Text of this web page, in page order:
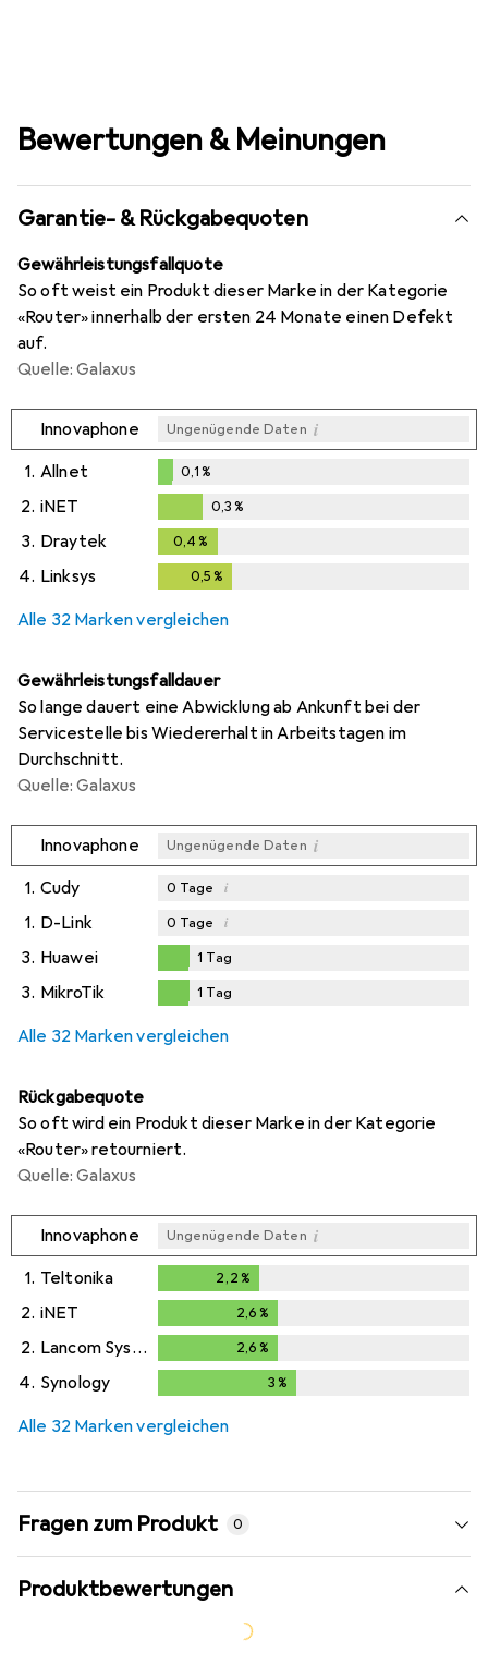
Bewertungen & Meinungen
Garantie- & Rückgabequoten
Gewährleistungsfallquote
So oft weist ein Produkt dieser Marke in der Kategorie
«Router» innerhalb der ersten 24 Monate einen Defekt
auf.
Quelle: Galaxus
Innovaphone Ungenügende Daten i
1. Allnet
%
0,1%
2. iNET
0,3%
0,3%
3. Draytek 0,4 %
4. Linksys 0,5 %
Alle 32 Marken vergleichen
Gewährleistungsfalldauer
So lange dauert eine Abwicklung ab Ankunft bei der
Servicestelle bis Wiedererhalt in Arbeitstagen im
Durchschnitt.
Quelle: Galaxus
Innovaphone Ungenügende Daten i
1. Cudy 0 Tage i
1. D-Link 0 Tage i
3. Huawei
Tag
1 Tag
3. MikroTik 1 Tag
Alle 32 Marken vergleichen
Rückgabequote
So oft wird ein Produkt dieser Marke in der Kategorie
«Router» retourniert.
Quelle: Galaxus
Innovaphone Ungenügende Daten i
1. Teltonika 2,2 %
2. iNET 2,6 %
2. Lancom Systems 2,6 %
4. Synology 3 %
Alle 32 Marken vergleichen
Fragen zum Produkt 0
Produktbewertungen